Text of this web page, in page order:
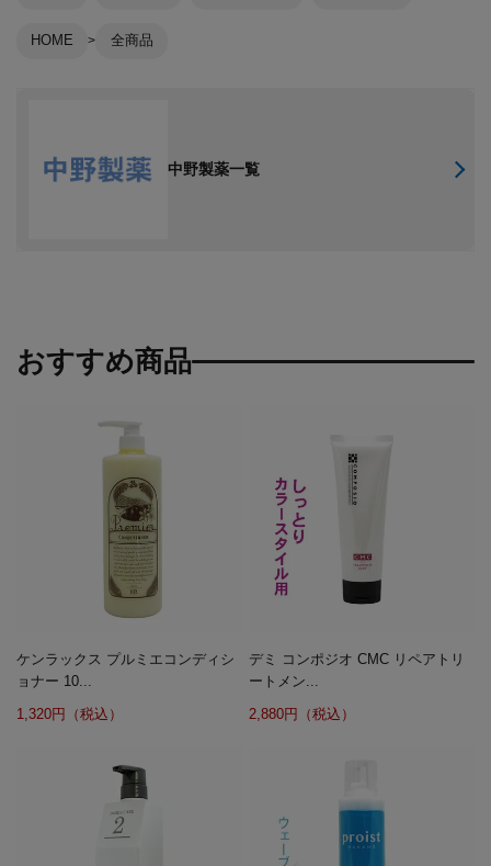
HOME 全商品
中野製薬一覧
おすすめ商品
ケンラックス プルミエコンディシ
ョナー 10...
1,320円（税込）
デミ コンポジオ CMC リペアトリ
ートメン...
2,880円（税込）